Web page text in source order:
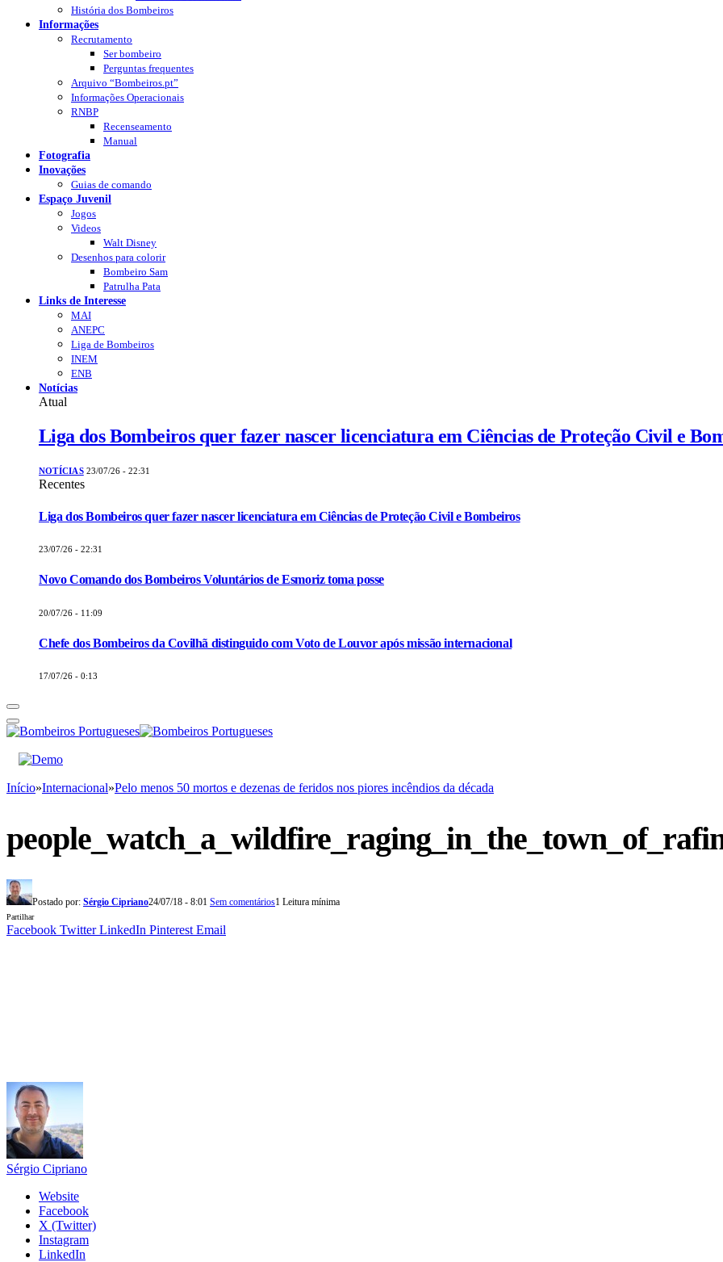
História dos Bombeiros
Informações
Recrutamento
Ser bombeiro
Perguntas frequentes
Arquivo “Bombeiros.pt”
Informações Operacionais
RNBP
Recenseamento
Manual
Fotografia
Inovações
Guias de comando
Espaço Juvenil
Jogos
Videos
Walt Disney
Desenhos para colorir
Bombeiro Sam
Patrulha Pata
Links de Interesse
MAI
ANEPC
Liga de Bombeiros
INEM
ENB
Notícias
Atual
Liga dos Bombeiros quer fazer nascer licenciatura em Ciências de Proteção Civil e
NOTÍCIAS 23/07/26 - 22:31
Recentes
Liga dos Bombeiros quer fazer nascer licenciatura em Ciências de Proteção Civil e Bombeiros
23/07/26 - 22:31
Novo Comando dos Bombeiros Voluntários de Esmoriz toma posse
20/07/26 - 11:09
Chefe dos Bombeiros da Covilhã distinguido com Voto de Louvor após missão internacional
17/07/26 - 0:13
Início»Internacional»Pelo menos 50 mortos e dezenas de feridos nos piores incêndios da década
Postado por: Sérgio Cipriano24/07/18 - 8:01 Sem comentários1 Leitura mínima
Partilhar
Facebook Twitter LinkedIn Pinterest Email
Sérgio Cipriano
Website
Facebook
X (Twitter)
Instagram
LinkedIn